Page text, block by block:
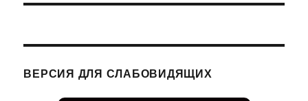
ВЕРСИЯ ДЛЯ СЛАБОВИДЯЩИХ